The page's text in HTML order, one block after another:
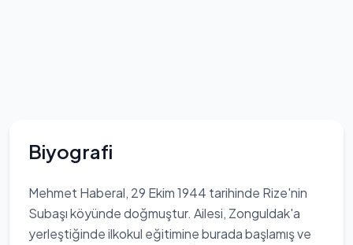
Biyografi
Mehmet Haberal, 29 Ekim 1944 tarihinde Rize'nin
Subaşı köyünde doğmuştur. Ailesi, Zonguldak'a
yerleştiğinde ilkokul eğitimine burada başlamış ve